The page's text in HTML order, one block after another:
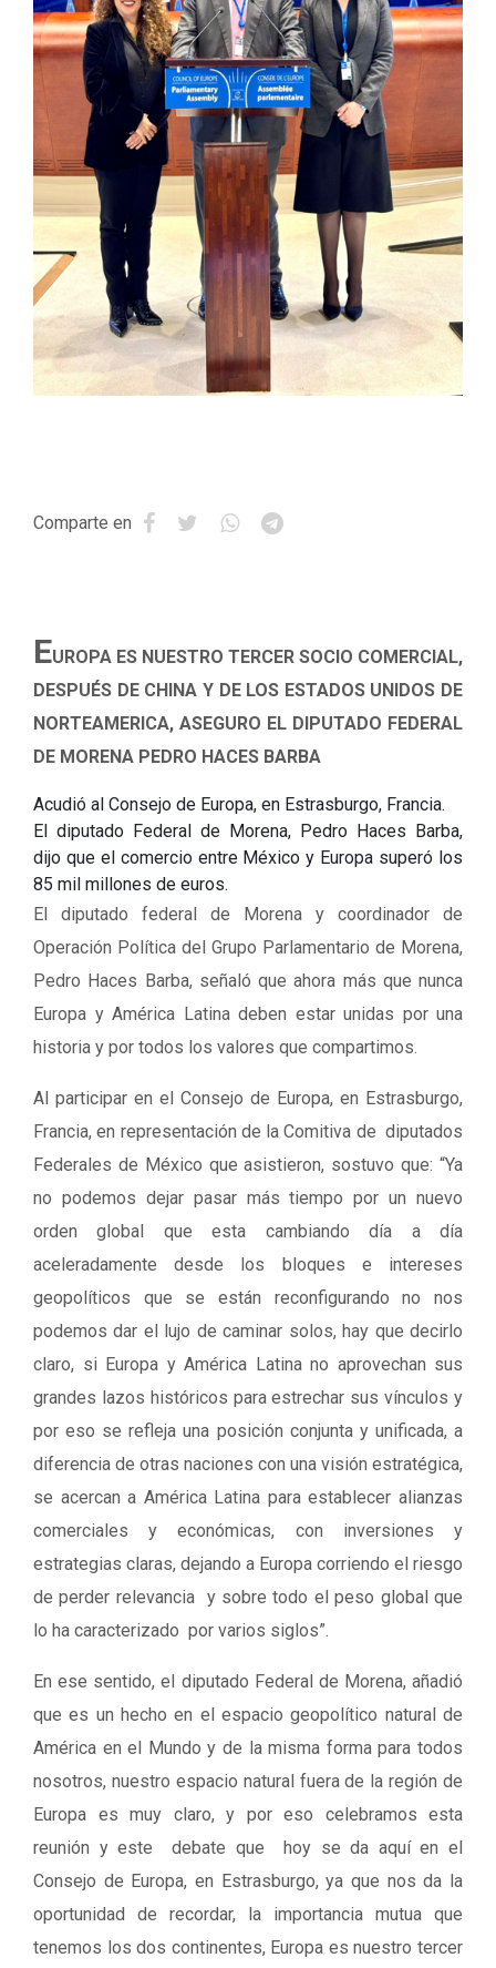
Comparte en
EUROPA ES NUESTRO TERCER SOCIO COMERCIAL,
DESPUÉS DE CHINA Y DE LOS ESTADOS UNIDOS DE
NORTEAMERICA, ASEGURO EL DIPUTADO FEDERAL
DE MORENA PEDRO HACES BARBA
Acudió al Consejo de Europa, en Estrasburgo, Francia.
El diputado Federal de Morena, Pedro Haces Barba,
dijo que el comercio entre México y Europa superó los
85 mil millones de euros.
El diputado federal de Morena y coordinador de
Operación Política del Grupo Parlamentario de Morena,
Pedro Haces Barba, señaló que ahora más que nunca
Europa y América Latina deben estar unidas por una
historia y por todos los valores que compartimos.
Al participar en el Consejo de Europa, en Estrasburgo,
Francia, en representación de la Comitiva de diputados
Federales de México que asistieron, sostuvo que: “Ya
no podemos dejar pasar más tiempo por un nuevo
orden global que esta cambiando día a día
aceleradamente desde los bloques e intereses
geopolíticos que se están reconfigurando no nos
podemos dar el lujo de caminar solos, hay que decirlo
claro, si Europa y América Latina no aprovechan sus
grandes lazos históricos para estrechar sus vínculos y
por eso se refleja una posición conjunta y unificada, a
diferencia de otras naciones con una visión estratégica,
se acercan a América Latina para establecer alianzas
comerciales y económicas, con inversiones y
estrategias claras, dejando a Europa corriendo el riesgo
de perder relevancia y sobre todo el peso global que
lo ha caracterizado por varios siglos”.
En ese sentido, el diputado Federal de Morena, añadió
que es un hecho en el espacio geopolítico natural de
América en el Mundo y de la misma forma para todos
nosotros, nuestro espacio natural fuera de la región de
Europa es muy claro, y por eso celebramos esta
reunión y este debate que hoy se da aquí en el
Consejo de Europa, en Estrasburgo, ya que nos da la
oportunidad de recordar, la importancia mutua que
tenemos los dos continentes, Europa es nuestro tercer